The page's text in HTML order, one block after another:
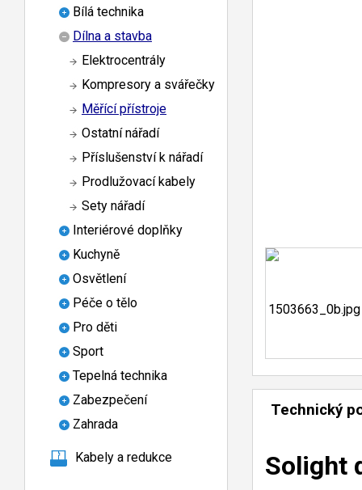
Bílá technika
Dílna a stavba
Elektrocentrály
Kompresory a svářečky
Měřící přístroje
Ostatní nářadí
Příslušenství k nářadí
Prodlužovací kabely
Sety nářadí
Interiérové doplňky
Kuchyně
Osvětlení
Péče o tělo
Pro děti
Sport
Tepelná technika
Zabezpečení
Zahrada
Kabely a redukce
Technický
Solight